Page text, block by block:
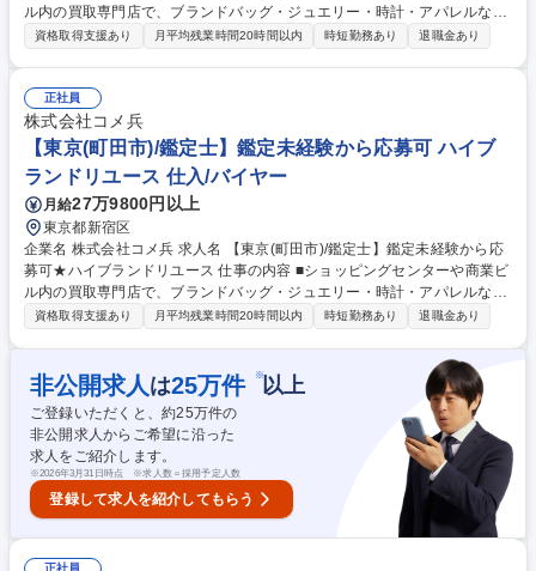
ル内の買取専門店で、ブランドバッグ・ジュエリー・時計・アパレルなど
の査定・買取をお任せいたします。 ■バイヤーからコーポレート職まで、
ど、様々な品物の査定、買取をお願いします。業務を通してスキルアップ
が可能です。 【キャリアパスについて】商品センター/マーケティング/W
EB事業/教育/店舗開発/広報/人事/総務/経理/経営企画など、キャリアプラン
を実現するため、多彩なポジションへのキャリアチェンジが可能です。 募
集職種 【東京(日本橋)/鑑定士】鑑定未経験から応募可★ハイブランドリユ
ース
資格取得支援あり 月平均残業時間20時間以内 時短勤務あり 退職金あり
正社員
株式会社コメ兵
【東京(町田市)/鑑定士】鑑定未経験から応募可 ハイブ
ランドリユース 仕入/バイヤー
月給27万9800円以上
東京都新宿区
企業名 株式会社コメ兵 求人名 【東京(町田市)/鑑定士】鑑定未経験から応
募可★ハイブランドリユース 仕事の内容 ■ショッピングセンターや商業ビ
ル内の買取専門店で、ブランドバッグ・ジュエリー・時計・アパレルなど
の査定・買取をお任せいたします。 ■バイヤーからコーポレート職まで、
買取の仕事全般をお任せします。時計/ブランドバッグ/ジュエリー/衣類な
ど、様々な品物の査定、買取をお願いします。業務を通してスキルアップ
が可能です。 【キャリアパスについて】商品センター/マーケティング/W
EB事業/教育/店舗開発/広報/人事/総務/経理/経営企画など、キャリアプラン
を実現するため、多彩なポジションへのキャリアチェンジが可能です。 募
集職種 【東京(町田市)/鑑定士】鑑定未経験から応募可★ハイブランドリユ
ース
資格取得支援あり 月平均残業時間20時間以内 時短勤務あり 退職金あり
非公開求人 は25万件 ※以上
ご登録いただくと、約25万件の
非公開求人からご希望に沿った
求人をご紹介します。
※2026年3月31日時点 ※求人数＝採用予定人数
登録して求人を紹介してもらう
正社員